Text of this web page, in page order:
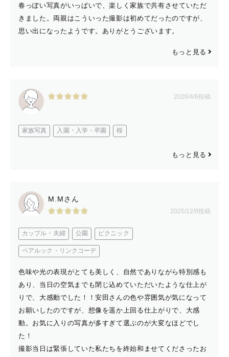
春っぽい写真がいっぱいで、楽しく家族で共有させていただ
きました。両親はこういった撮影は初めてだったのですが、
思い出になったようです。ありがとうございます。
もっと見る
2026/4/6投稿
家族写真 入園・入学・卒園 桜
もっと見る
M.Mさん
2025/12/9投稿
カップル・夫婦 公園 ピクニック
ペアルック・リンクコーデ
色味や光の表現がとても美しく、自然でありながら特別感も
あり、当日の空気までも閉じ込めていただいたような仕上が
りで、大感動でした！！安田さんの色や雰囲気が気になって
お願いしたのですが、想像を遥か上回る仕上がりで、大感
動。お気に入りの写真が多すぎて選ぶのが大変なほどでし
た！
撮影当日は緊張していた私たちを終始和ませてくださったお